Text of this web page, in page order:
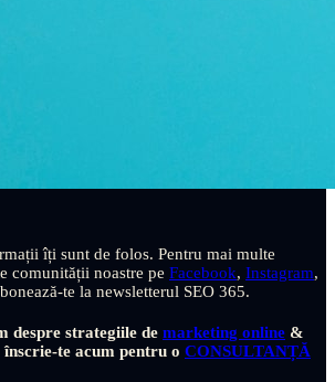
îți sunt de folos. Pentru mai multe
comunității noastre pe Facebook, Instagram,
te la newsletterul SEO 365.
despre strategiile de marketing online &
te acum pentru o CONSULTANȚĂ